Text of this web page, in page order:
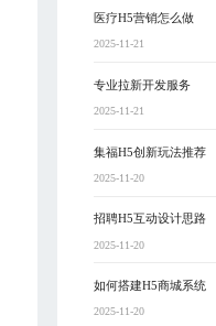
医疗H5营销怎么做
2025-11-21
专业拉新开发服务
2025-11-21
集福H5创新玩法推荐
2025-11-20
招聘H5互动设计思路
2025-11-20
如何搭建H5商城系统
2025-11-20